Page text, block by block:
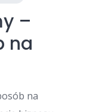
–
na
na